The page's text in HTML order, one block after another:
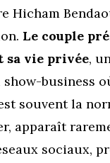
Hicham
Le couple
sa vie privée,
business
souvent la
apparaît
sociaux,